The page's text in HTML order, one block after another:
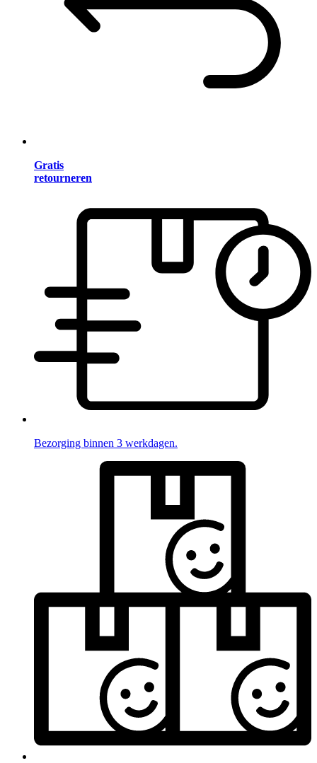
Gratis
retourneren
Bezorging binnen 3 werkdagen.